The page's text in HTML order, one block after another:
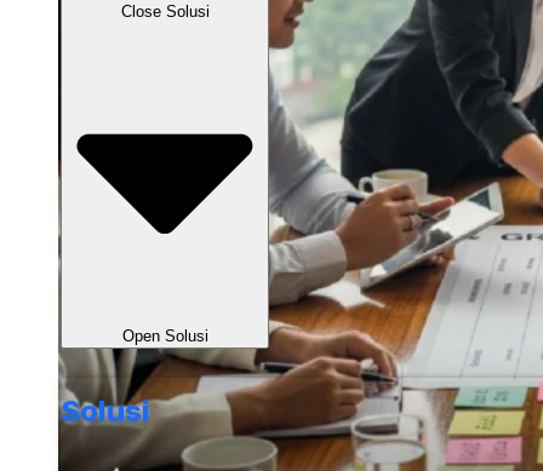
Close Solusi
Open Solusi
Solusi